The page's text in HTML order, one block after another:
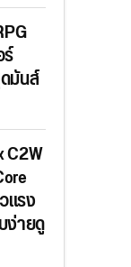
มันส์
C2W
แรง
ง่ายดู